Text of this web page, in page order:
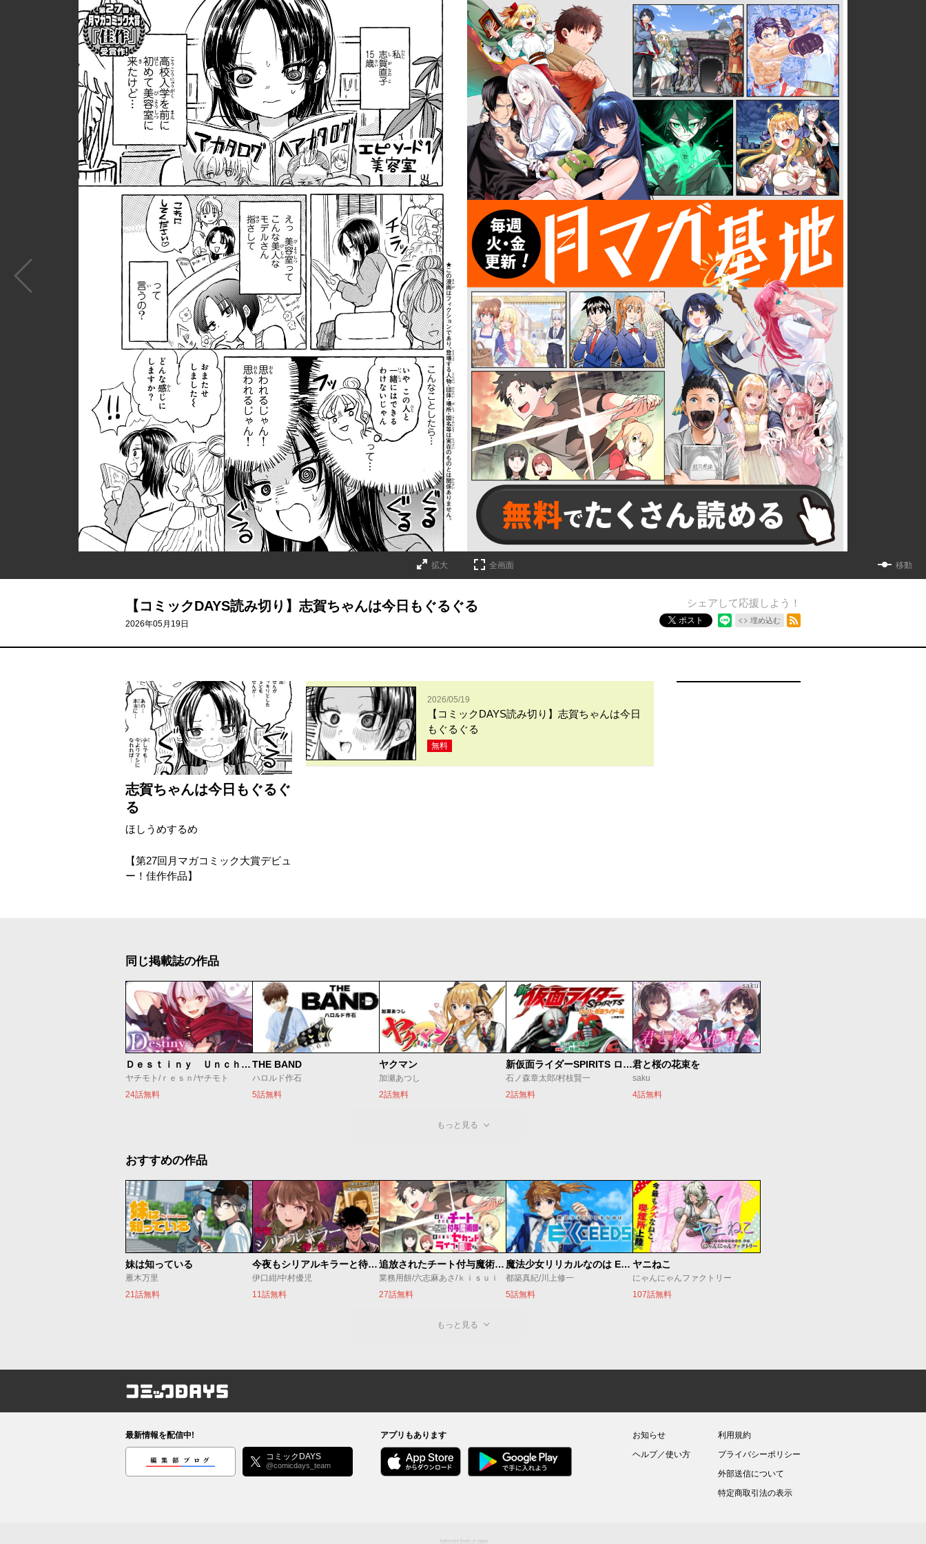
拡大 全画面 移動
【コミックDAYS読み切り】志賀ちゃんは今日もぐるぐる
2026年05月19日
シェアして応援しよう！
ポスト 埋め込む
志賀ちゃんは今日もぐるぐ
る
ほしうめするめ
【第27回月マガコミック大賞デビュ
ー！佳作作品】
2026/05/19
【コミックDAYS読み切り】志賀ちゃんは今日
もぐるぐる
無料
同じ掲載誌の作品
Ｄｅｓｔｉｎｙ Ｕｎｃｈａｉｎ Ｏｎｌｉｎｅ 吸血鬼少女となって、やがて『赤の魔王』と呼ばれるようになりました
ヤチモト/ｒｅｓｎ/ヤチモト
24話無料
THE BAND
ハロルド作石
5話無料
ヤクマン
加瀬あつし
2話無料
新仮面ライダーSPIRITS ロンリー仮面ライダー編
石ノ森章太郎/村枝賢一
2話無料
君と桜の花束を
saku
4話無料
もっと見る
おすすめの作品
妹は知っている
雁木万里
21話無料
今夜もシリアルキラーと待ち合わせ
伊口紺/中村優児
11話無料
追放されたチート付与魔術師は気ままなセカンドライフを謳歌する。 ～俺は武器だけじゃなく、あらゆるものに『強化ポイント』を付与できるし、俺の意思でいつでも効果を解除できるけど、残った人たち大丈夫？～
業務用餅/六志麻あさ/ｋｉｓｕｉ
27話無料
魔法少女リリカルなのは EXCEEDS
都築真紀/川上修一
5話無料
ヤニねこ
にゃんにゃんファクトリー
107話無料
もっと見る
コミックDAYS
最新情報を配信中!
編集部ブログ コミックDAYS
@comicdays_team
アプリもあります
お知らせ
ヘルプ／使い方
利用規約
プライバシーポリシー
外部送信について
特定商取引法の表示